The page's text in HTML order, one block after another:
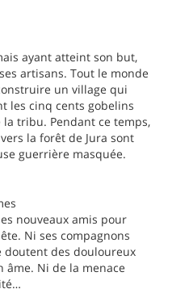
ayant atteint son but,
artisans. Tout le monde
un village qui
les cinq cents gobelins
tribu. Pendant ce temps,
la forêt de Jura sont
guerrière masquée.
nouveaux amis pour
Ni ses compagnons
doutent des douloureux
âme. Ni de la menace